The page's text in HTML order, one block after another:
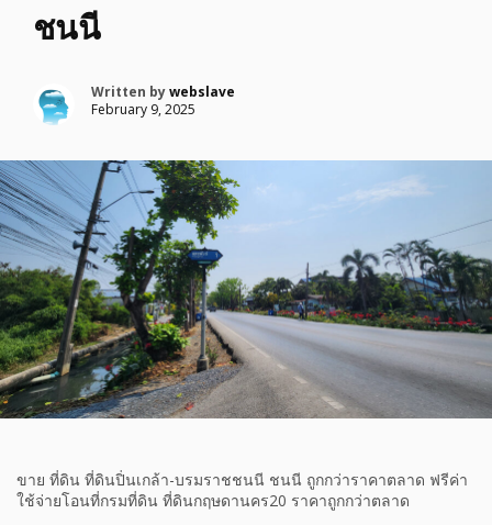
ชนนี
Written bywebslave
February 9, 2025
ขาย ที่ดิน ที่ดินปิ่นเกล้า-บรมราชชนนี ชนนี ถูกกว่าราคาตลาด ฟรีค่า
ใช้จ่ายโอนที่กรมที่ดิน ที่ดินกฤษดานคร20 ราคาถูกกว่าตลาด